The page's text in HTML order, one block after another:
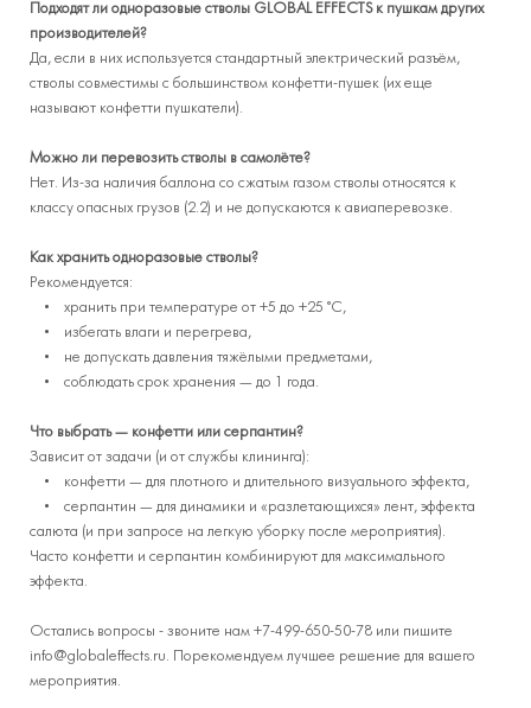
Подходят ли одноразовые стволы GLOBAL EFFECTS к пушкам других
производителей?
Да, если в них используется стандартный электрический разъём,
стволы совместимы с большинством конфетти-пушек (их еще
называют конфетти пушкатели).
Можно ли перевозить стволы в самолёте?
Нет. Из-за наличия баллона со сжатым газом стволы относятся к
классу опасных грузов (2.2) и не допускаются к авиаперевозке.
Как хранить одноразовые стволы?
Рекомендуется:
• хранить при температуре от +5 до +25 °C,
• избегать влаги и перегрева,
• не допускать давления тяжёлыми предметами,
• соблюдать срок хранения — до 1 года.
Что выбрать — конфетти или серпантин?
Зависит от задачи (и от службы клининга):
• конфетти — для плотного и длительного визуального эффекта,
• серпантин — для динамики и «разлетающихся» лент, эффекта
салюта (и при запросе на легкую уборку после мероприятия).
Часто конфетти и серпантин комбинируют для максимального
эффекта.
Остались вопросы - звоните нам +7-499-650-50-78 или пишите
info@globaleffects.ru. Порекомендуем лучшее решение для вашего
мероприятия.